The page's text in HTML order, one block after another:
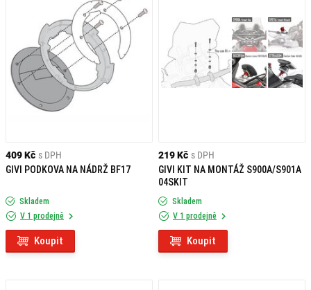
409 Kč s DPH
GIVI PODKOVA NA NÁDRŽ BF17
Skladem
V 1 prodejně
Koupit
219 Kč s DPH
GIVI KIT NA MONTÁŽ S900A/S901A
04SKIT
Skladem
V 1 prodejně
Koupit